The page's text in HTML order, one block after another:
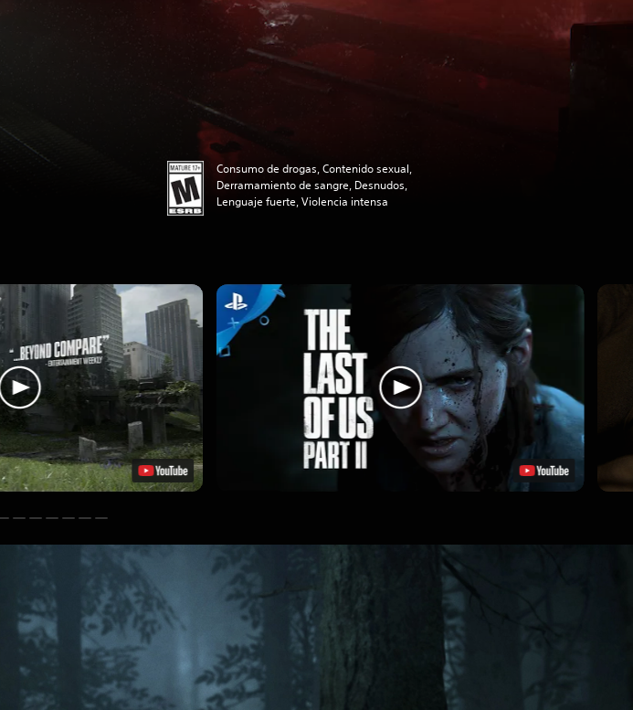
Consumo de drogas, Contenido sexual,
Derramamiento de sangre, Desnudos,
Lenguaje fuerte, Violencia intensa